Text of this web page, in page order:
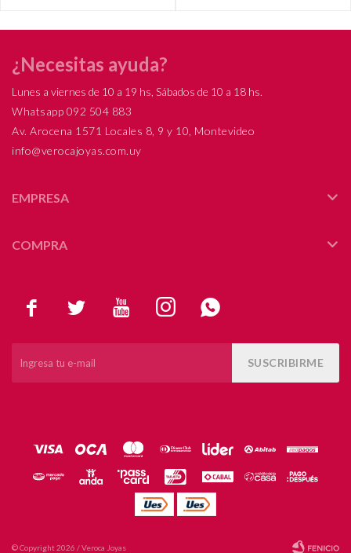
    
SUSCRIBIRME
¿Necesitas ayuda?
Lunes a viernes de 10 a 19 hs, Sábados de 10 a 18 hs.
Whatsapp 092 504 883
Av. Arocena 1571 Locales 8, 9 y 10, Montevideo
info@verocajoyas.com.uy
EMPRESA
COMPRA
© Copyright 2026 / Veroca Joyas